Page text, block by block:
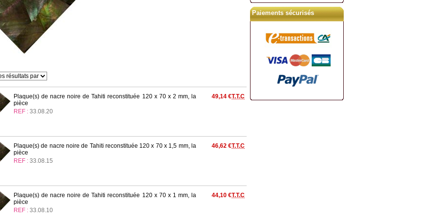
Plaque(s) de nacre noire de Tahiti reconstituée 120 x 70 x 2 mm, la
pièce
REF : 33.08.20
49,14 €T.T.C
Plaque(s) de nacre noire de Tahiti reconstituée 120 x 70 x 1,5 mm, la
pièce
REF : 33.08.15
46,62 €T.T.C
Plaque(s) de nacre noire de Tahiti reconstituée 120 x 70 x 1 mm, la
pièce
REF : 33.08.10
44,10 €T.T.C
Paiements sécurisés